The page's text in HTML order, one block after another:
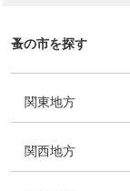
蚤の市を探す
関東地方
関西地方